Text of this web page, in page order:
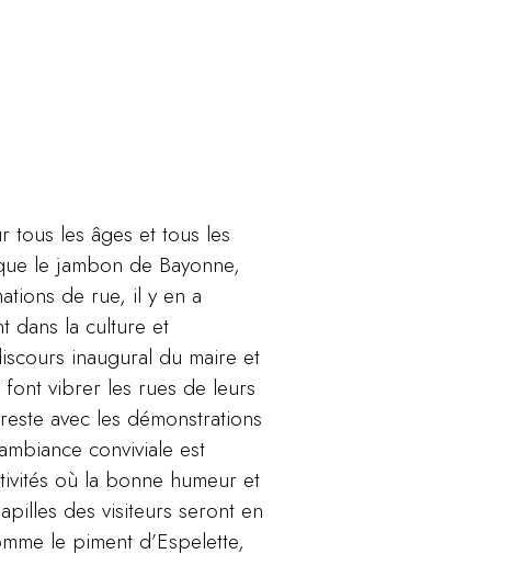
tous les âges et tous les
le jambon de Bayonne,
de rue, il y en a
dans la culture et
inaugural du maire et
font vibrer les rues de leurs
avec les démonstrations
conviviale est
où la bonne humeur et
des visiteurs seront en
le piment d’Espelette,